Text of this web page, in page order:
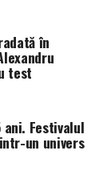
Azaleea
vor
spectatorii
în
test
ani. Festivalul
un univers